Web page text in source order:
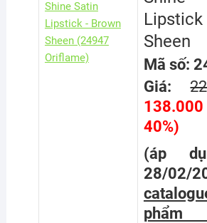
Sheen
Mã số:
Giá:
40%)
(áp
28/02/
phẩm